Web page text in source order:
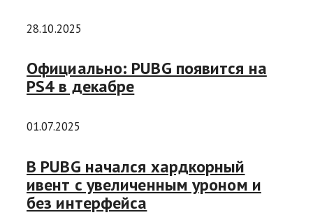
28.10.2025
Официально: PUBG появится на
PS4 в декабре
01.07.2025
В PUBG начался хардкорный
ивент с увеличенным уроном и
без интерфейса